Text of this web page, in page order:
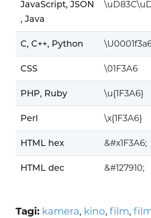
JavaScript, JSON
, Java
C, C++, Python
CSS \01F3A6
PHP, Ruby \u{1F3A6}
Perl \x{1F3A6}
HTML hex &#x1F3A6;
HTML dec &#127910;
Tagi: kamera, kino, film,